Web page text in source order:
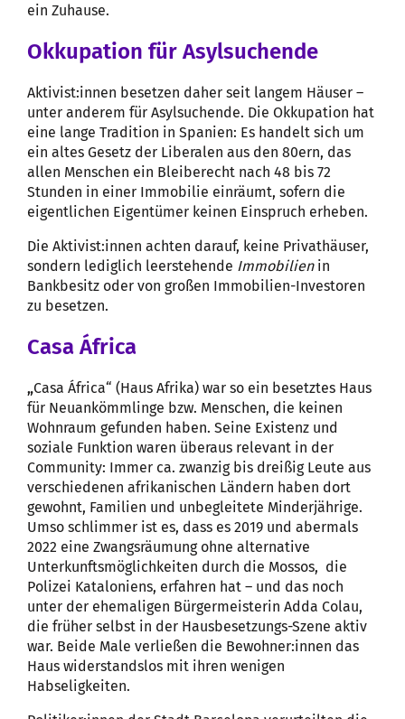
ein Zuhause.
Okkupation für Asylsuchende
Aktivist:innen besetzen daher seit langem Häuser –
unter anderem für Asylsuchende. Die Okkupation hat
eine lange Tradition in Spanien: Es handelt sich um
ein altes Gesetz der Liberalen aus den 80ern, das
allen Menschen ein Bleiberecht nach 48 bis 72
Stunden in einer Immobilie einräumt, sofern die
eigentlichen Eigentümer keinen Einspruch erheben.
Die Aktivist:innen achten darauf, keine Privathäuser,
sondern lediglich leerstehende Immobilienin
Bankbesitz oder von großen Immobilien-Investoren
zu besetzen.
Casa África
„Casa África“ (Haus Afrika) war so ein besetztes Haus
für Neuankömmlinge bzw. Menschen, die keinen
Wohnraum gefunden haben. Seine Existenz und
soziale Funktion waren überaus relevant in der
Community: Immer ca. zwanzig bis dreißig Leute aus
verschiedenen afrikanischen Ländern haben dort
gewohnt, Familien und unbegleitete Minderjährige.
Umso schlimmer ist es, dass es 2019 und abermals
2022 eine Zwangsräumung ohne alternative
Unterkunftsmöglichkeiten durch die Mossos, die
Polizei Kataloniens, erfahren hat – und das noch
unter der ehemaligen Bürgermeisterin Adda Colau,
die früher selbst in der Hausbesetzungs-Szene aktiv
war. Beide Male verließen die Bewohner:innen das
Haus widerstandslos mit ihren wenigen
Habseligkeiten.